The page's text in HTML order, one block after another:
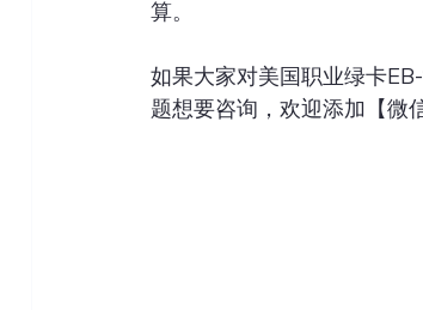
算。
如果大家对美国职业绿卡
题想要咨询，欢迎添加【微